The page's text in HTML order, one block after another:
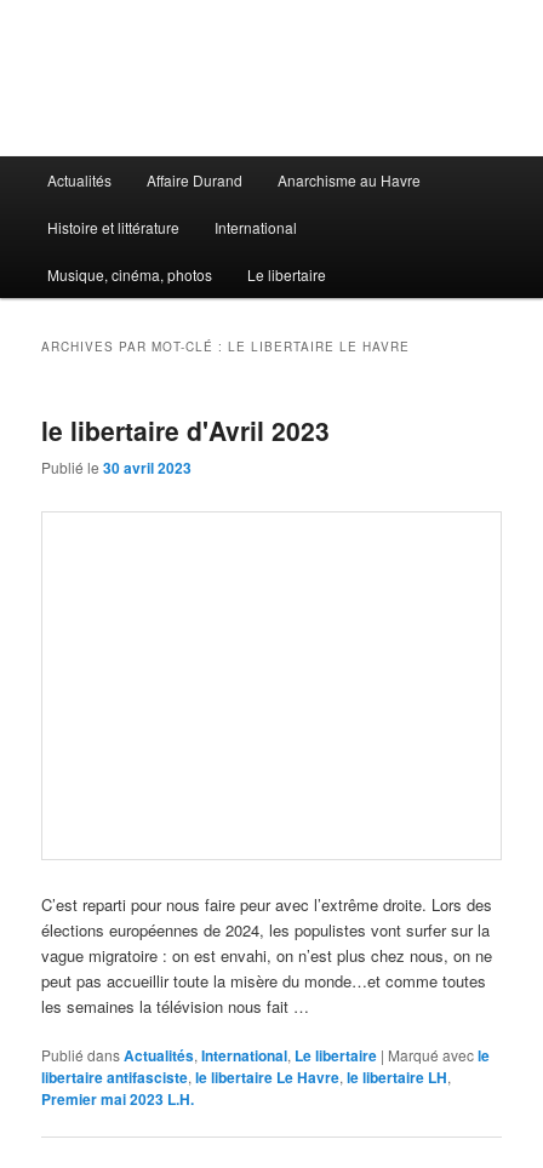
principal
Actualités Affaire Durand Anarchisme au Havre
Histoire et littérature International
Musique, cinéma, photos Le libertaire
ARCHIVES PAR MOT-CLÉ :LE LIBERTAIRE LE HAVRE
le libertaire d'Avril 2023
Publié le30 avril 2023
C’est reparti pour nous faire peur avec l’extrême droite. Lors des
élections européennes de 2024, les populistes vont surfer sur la
vague migratoire : on est envahi, on n’est plus chez nous, on ne
peut pas accueillir toute la misère du monde…et comme toutes
les semaines la télévision nous fait …
Publié dansActualités,International, Le libertaire | Marqué avecle
libertaire antifasciste,le libertaire Le Havre,le libertaire LH,
Premier mai 2023 L.H.